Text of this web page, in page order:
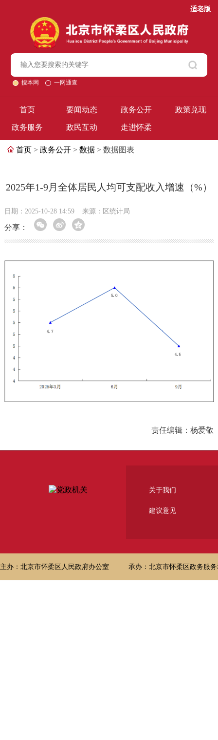
适老版
搜本网 一网通查
首页 要闻动态 政务公开 政策兑现
政务服务 政民互动 走进怀柔
首页 > 政务公开 > 数据 > 数据图表
2025年1-9月全体居民人均可支配收入增速（%）
日期：2025-10-28 14:59 来源：区统计局
分享：
责任编辑：杨爱敬
关于我们
建议意见
主办：北京市怀柔区人民政府办公室 承办：北京市怀柔区政务服